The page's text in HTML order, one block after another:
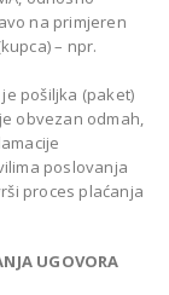
na primjeren
– npr.
pošiljka (paket)
obvezan odmah,
poslovanja
proces plaćanja
UGOVORA